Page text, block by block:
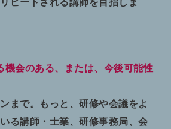
機会のある、または、今後可能性
まで。 もっと、研修や会議をよ
る講師・士業、研修事務局、会